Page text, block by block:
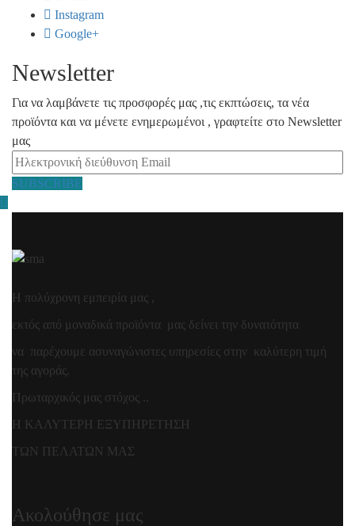
Instagram
Google+
Newsletter
Για να λαμβάνετε τις προσφορές μας ,τις εκπτώσεις, τα νέα
προϊόντα και να μένετε ενημερωμένοι , γραφτείτε στο Newsletter
μας
SUBSCRIBE
Η πολύχρονη εμπειρία μας ,
εκτός από μοναδικά προϊόντα μας δείνει την δυνατότητα
να παρέχουμε ασυναγώνιστες υπηρεσίες στην καλύτερη τιμή
της αγοράς.
Πρωταρχικός μας στόχος ..
Η ΚΑΛΥΤΕΡΗ ΕΞΥΠΗΡΕΤΗΣΗ
ΤΩΝ ΠΕΛΑΤΩΝ ΜΑΣ
Ακολούθησε μας